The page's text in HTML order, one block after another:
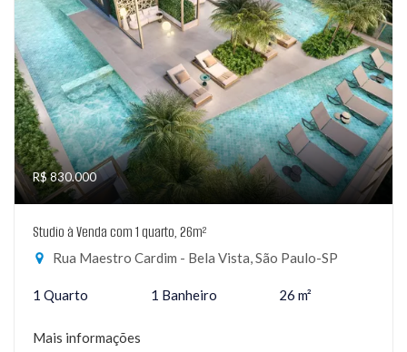
R$ 830.000
Studio à Venda com 1 quarto, 26m²
Rua Maestro Cardim - Bela Vista, São Paulo-SP
1 Quarto 1 Banheiro 26 m²
Mais informações